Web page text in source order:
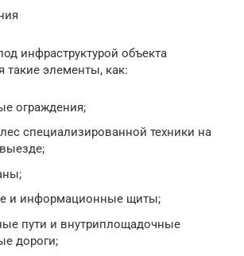
инфраструктурой объекта
такие элементы, как:
ограждения;
специализированной техники на
и информационные щиты;
пути и внутриплощадочные
дороги;